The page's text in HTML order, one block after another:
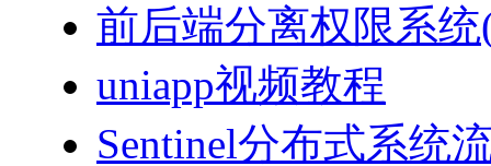
前后端分离权限系统
uniapp视频教程
Sentinel分布式系统